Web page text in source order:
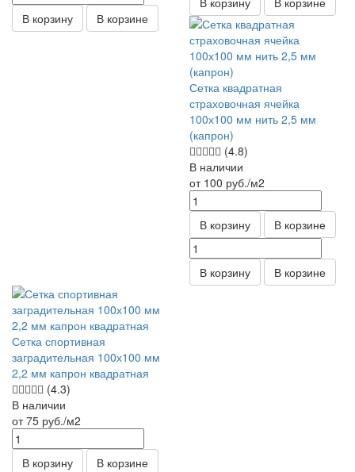
В корзину В корзине
Сетка квадратная
страховочная ячейка
100х100 мм нить 2,5 мм
(капрон)
(4.8)
В наличии
от 100 руб./м2
В корзину В корзине
В корзину В корзине
Сетка спортивная
заградительная 100х100 мм
2,2 мм капрон квадратная
(4.3)
В наличии
от 75 руб./м2
В корзину В корзине